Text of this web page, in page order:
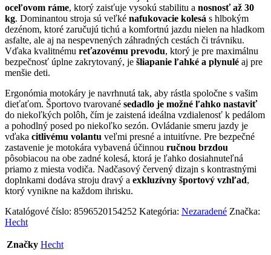
oceľovom ráme, ktorý zaisťuje vysokú stabilitu a nosnosť až 30
kg. Dominantou stroja sú veľké nafukovacie kolesá s hlbokým
dezénom, ktoré zaručujú tichú a komfortnú jazdu nielen na hladkom
asfalte, ale aj na nespevnených záhradných cestách či trávniku.
Vďaka kvalitnému reťazovému prevodu, ktorý je pre maximálnu
bezpečnosť úplne zakrytovaný, je šliapanie ľahké a plynulé aj pre
menšie deti.
Ergonómia motokáry je navrhnutá tak, aby rástla spoločne s vašim
dieťaťom. Športovo tvarované sedadlo je možné ľahko nastaviť
do niekoľkých polôh, čím je zaistená ideálna vzdialenosť k pedálom
a pohodlný posed po niekoľko sezón. Ovládanie smeru jazdy je
vďaka citlivému volantu veľmi presné a intuitívne. Pre bezpečné
zastavenie je motokára vybavená účinnou ručnou brzdou
pôsobiacou na obe zadné kolesá, ktorá je ľahko dosiahnuteľná
priamo z miesta vodiča. Nadčasový červený dizajn s kontrastnými
doplnkami dodáva stroju dravý a exkluzívny športový vzhľad,
ktorý vynikne na každom ihrisku.
Katalógové číslo: 8596520154252 Kategória: Nezaradené Značka:
Hecht
Značky Hecht